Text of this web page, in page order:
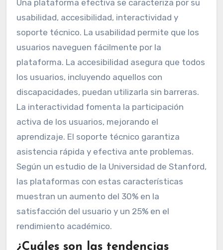
Una plataforma efectiva se caracteriza por su
usabilidad, accesibilidad, interactividad y
soporte técnico. La usabilidad permite que los
usuarios naveguen fácilmente por la
plataforma. La accesibilidad asegura que todos
los usuarios, incluyendo aquellos con
discapacidades, puedan utilizarla sin barreras.
La interactividad fomenta la participación
activa de los usuarios, mejorando el
aprendizaje. El soporte técnico garantiza
asistencia rápida y efectiva ante problemas.
Según un estudio de la Universidad de Stanford,
las plataformas con estas características
muestran un aumento del 30% en la
satisfacción del usuario y un 25% en el
rendimiento académico.
¿Cuáles son las tendencias